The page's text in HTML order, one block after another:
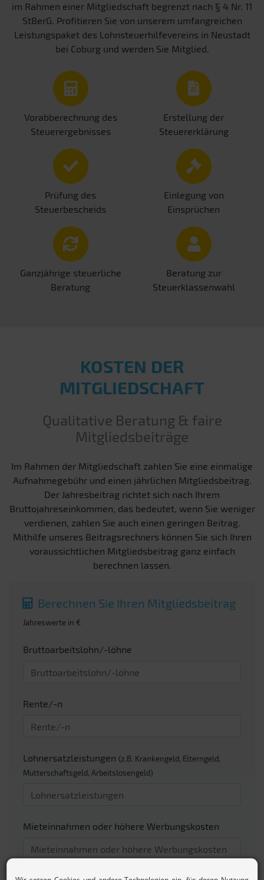
im Rahmen einer Mitgliedschaft begrenzt nach § 4 Nr. 11
StBerG. Profitieren Sie von unserem umfangreichen
Leistungspaket des Lohnsteuerhilfevereins in Neustadt
bei Coburg und werden Sie Mitglied.
Vorabberechnung des
Steuerergebnisses
Erstellung der
Steuererklärung
Prüfung des
Steuerbescheids
Einlegung von
Einsprüchen
Ganzjährige steuerliche
Beratung
Beratung zur
Steuerklassenwahl
KOSTEN DER
MITGLIEDSCHAFT
Qualitative Beratung & faire
Mitgliedsbeiträge
Im Rahmen der Mitgliedschaft zahlen Sie eine einmalige
Aufnahmegebühr und einen jährlichen Mitgliedsbeitrag.
Der Jahresbeitrag richtet sich nach Ihrem
Bruttojahreseinkommen, das bedeutet, wenn Sie weniger
verdienen, zahlen Sie auch einen geringen Beitrag.
Mithilfe unseres Beitragsrechners können Sie sich Ihren
voraussichtlichen Mitgliedsbeitrag ganz einfach
berechnen lassen.
Berechnen Sie Ihren Mitgliedsbeitrag
Jahreswerte in €
Bruttoarbeitslohn/-löhne
Rente/-n
Lohnersatzleistungen (z.B. Krankengeld, Elterngeld,
Mutterschaftsgeld, Arbeitslosengeld)
Mieteinnahmen oder höhere Werbungskosten